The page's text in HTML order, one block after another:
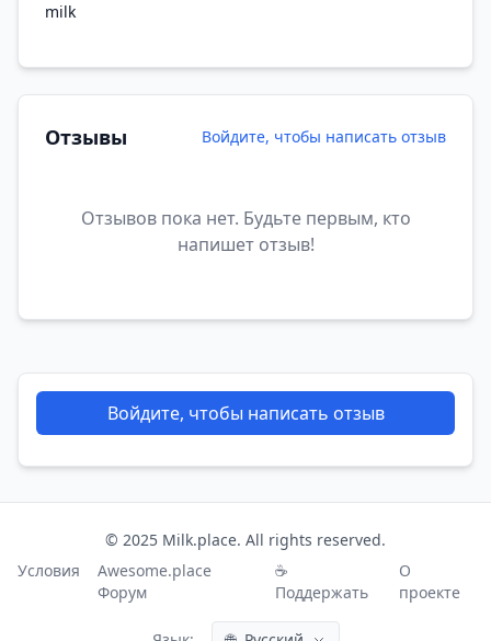
milk
Отзывы Войдите, чтобы написать отзыв
Отзывов пока нет. Будьте первым, кто
напишет отзыв!
Войдите, чтобы написать отзыв
© 2025 Milk.place. All rights reserved.
Условия
Awesome.place
Форум
☕
Поддержать
О
проекте